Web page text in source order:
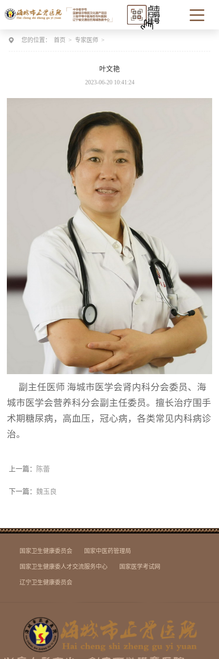
您的位置： 首页 > 专家医师 >
叶文艳
2023-06-20 10:41:24
副主任医师 海城市医学会肾内科分会委员、海
城市医学会营养科分会副主任委员。擅长治疗围手
术期糖尿病，高血压，冠心病，各类常见内科病诊
治。
上一篇： 陈蕾
下一篇： 魏玉良
国家卫生健康委员会 国家中医药管理局
国家卫生健康委人才交流服务中心 国家医学考试网
辽宁卫生健康委员会